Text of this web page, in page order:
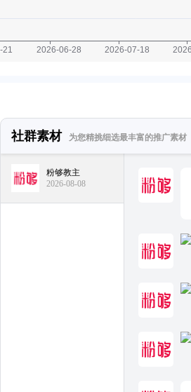
社群素材 为您精挑细选最丰富的推广素材
粉够教主
2026-08-08